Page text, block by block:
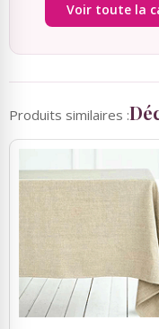
Gâteaux
Boîtes de
Ruban
Rubans Tulle
Scrapbooking,
Ambiance
Ambiance
Vaisselle,
Bouche
Articles Fluo
Déco salle
Voir toute la
Produits similaires :